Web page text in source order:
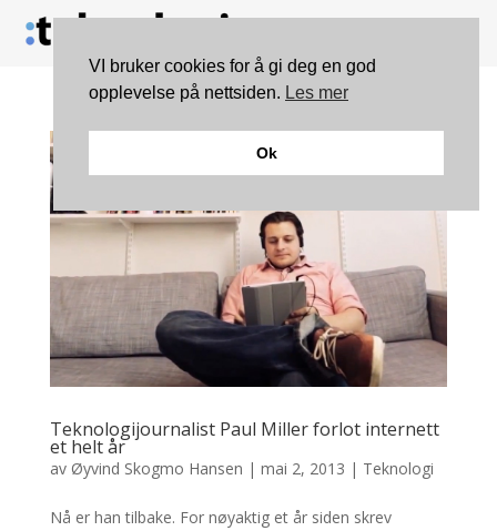
Teknologijournalist Paul Miller forlot internett
et helt år
av Øyvind Skogmo Hansen | mai 2, 2013 | Teknologi
Nå er han tilbake. For nøyaktig et år siden skrev
VI bruker cookies for å gi deg en god
opplevelse på nettsiden. Les mer
Ok